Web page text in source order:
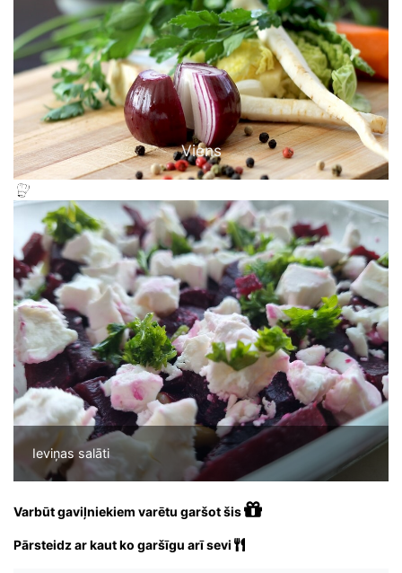
Viens
Ieviņas salāti
Varbūt gaviļniekiem varētu garšot šis
Pārsteidz ar kaut ko garšīgu arī sevi